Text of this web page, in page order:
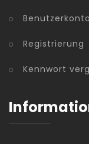
Benutzerkonto
Registrierung
Kennwort